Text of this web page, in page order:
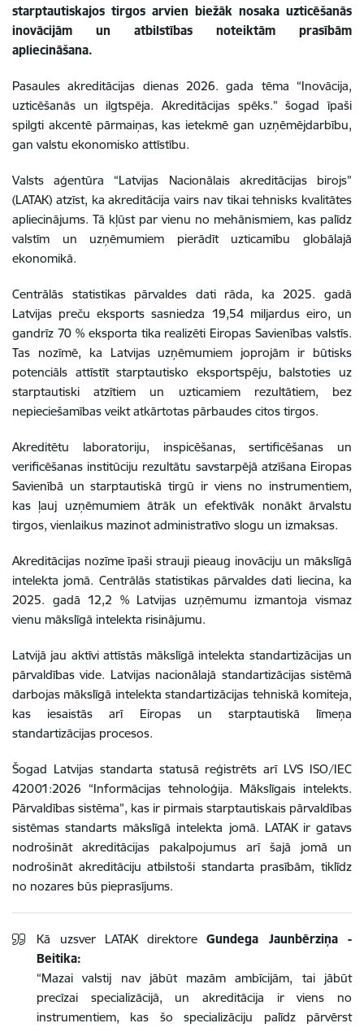
starptautiskajos tirgos arvien biežāk nosaka uzticēšanās
inovācijām un atbilstības noteiktām prasībām
apliecināšana.
Pasaules akreditācijas dienas 2026. gada tēma “Inovācija,
uzticēšanās un ilgtspēja. Akreditācijas spēks.” šogad īpaši
spilgti akcentē pārmaiņas, kas ietekmē gan uzņēmējdarbību,
gan valstu ekonomisko attīstību.
Valsts aģentūra “Latvijas Nacionālais akreditācijas birojs”
(LATAK) atzīst, ka akreditācija vairs nav tikai tehnisks kvalitātes
apliecinājums. Tā kļūst par vienu no mehānismiem, kas palīdz
valstīm un uzņēmumiem pierādīt uzticamību globālajā
ekonomikā.
Centrālās statistikas pārvaldes dati rāda, ka 2025. gadā
Latvijas preču eksports sasniedza 19,54 miljardus eiro, un
gandrīz 70 % eksporta tika realizēti Eiropas Savienības valstīs.
Tas nozīmē, ka Latvijas uzņēmumiem joprojām ir būtisks
potenciāls attīstīt starptautisko eksportspēju, balstoties uz
starptautiski atzītiem un uzticamiem rezultātiem, bez
nepieciešamības veikt atkārtotas pārbaudes citos tirgos.
Akreditētu laboratoriju, inspicēšanas, sertificēšanas un
verificēšanas institūciju rezultātu savstarpējā atzīšana Eiropas
Savienībā un starptautiskā tirgū ir viens no instrumentiem,
kas ļauj uzņēmumiem ātrāk un efektīvāk nonākt ārvalstu
tirgos, vienlaikus mazinot administratīvo slogu un izmaksas.
Akreditācijas nozīme īpaši strauji pieaug inovāciju un mākslīgā
intelekta jomā. Centrālās statistikas pārvaldes dati liecina, ka
2025. gadā 12,2 % Latvijas uzņēmumu izmantoja vismaz
vienu mākslīgā intelekta risinājumu.
Latvijā jau aktīvi attīstās mākslīgā intelekta standartizācijas un
pārvaldības vide. Latvijas nacionālajā standartizācijas sistēmā
darbojas mākslīgā intelekta standartizācijas tehniskā komiteja,
kas iesaistās arī Eiropas un starptautiskā līmeņa
standartizācijas procesos.
Šogad Latvijas standarta statusā reģistrēts arī LVS ISO/IEC
42001:2026 “Informācijas tehnoloģija. Mākslīgais intelekts.
Pārvaldības sistēma”, kas ir pirmais starptautiskais pārvaldības
sistēmas standarts mākslīgā intelekta jomā. LATAK ir gatavs
nodrošināt akreditācijas pakalpojumus arī šajā jomā un
nodrošināt akreditāciju atbilstoši standarta prasībām, tiklīdz
no nozares būs pieprasījums.
Kā uzsver LATAK direktore Gundega Jaunbērziņa -
Beitika:
“Mazai valstij nav jābūt mazām ambīcijām, tai jābūt
precīzai specializācijā, un akreditācija ir viens no
instrumentiem, kas šo specializāciju palīdz pārvērst